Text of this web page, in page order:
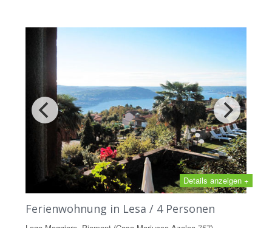
Details anzeigen +
Ferienwohnung in Lesa / 4 Personen